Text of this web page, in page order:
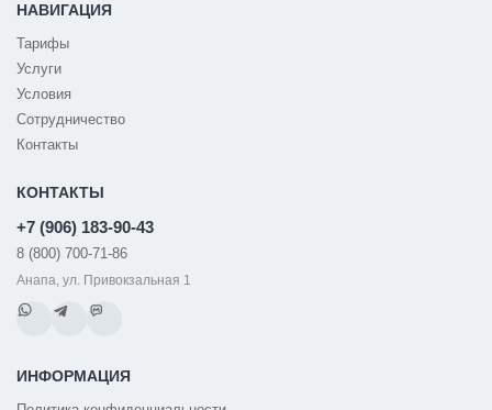
НАВИГАЦИЯ
Тарифы
Услуги
Условия
Сотрудничество
Контакты
КОНТАКТЫ
+7 (906) 183-90-43
8 (800) 700-71-86
Анапа, ул. Привокзальная 1
ИНФОРМАЦИЯ